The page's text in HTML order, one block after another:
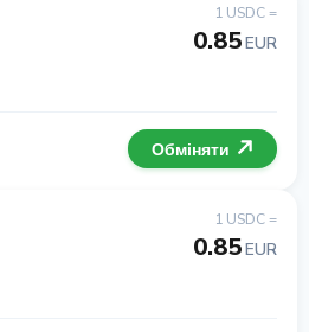
1 USDC =
0.85EUR
Обміняти
1 USDC =
0.85EUR